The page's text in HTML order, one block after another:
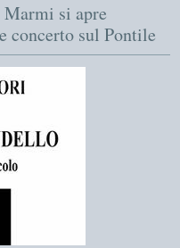
si apre
concerto sul Pontile